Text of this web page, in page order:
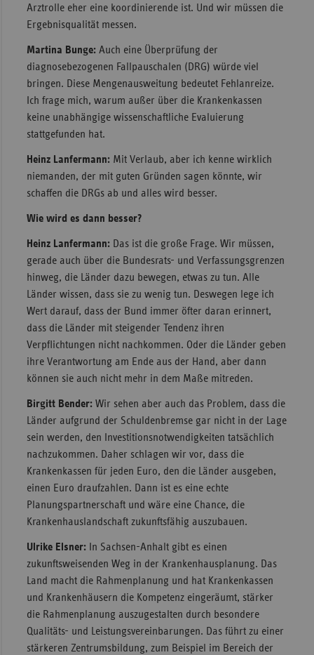
Arztrolle eher eine koordinierende ist. Und wir müssen die
Ergebnisqualität messen.
Martina Bunge: Auch eine Überprüfung der
diagnosebezogenen Fallpauschalen (DRG) würde viel
bringen. Diese Mengenausweitung bedeutet Fehlanreize.
Ich frage mich, warum außer über die Krankenkassen
keine unabhängige wissenschaftliche Evaluierung
stattgefunden hat.
Heinz Lanfermann:Mit Verlaub, aber ich kenne wirklich
niemanden, der mit guten Gründen sagen könnte, wir
schaffen die DRGs ab und alles wird besser.
Wie wird es dann besser?
Heinz Lanfermann:Das ist die große Frage. Wir müssen,
gerade auch über die Bundesrats- und Verfassungsgrenzen
hinweg, die Länder dazu bewegen, etwas zu tun. Alle
Länder wissen, dass sie zu wenig tun. Deswegen lege ich
Wert darauf, dass der Bund immer öfter daran erinnert,
dass die Länder mit steigender Tendenz ihren
Verpflichtungen nicht nachkommen. Oder die Länder geben
ihre Verantwortung am Ende aus der Hand, aber dann
können sie auch nicht mehr in dem Maße mitreden.
Birgitt Bender:Wir sehen aber auch das Problem, dass die
Länder aufgrund der Schuldenbremse gar nicht in der Lage
sein werden, den Investitionsnotwendigkeiten tatsächlich
nachzukommen. Daher schlagen wir vor, dass die
Krankenkassen für jeden Euro, den die Länder ausgeben,
einen Euro draufzahlen. Dann ist es eine echte
Planungspartnerschaft und wäre eine Chance, die
Krankenhauslandschaft zukunftsfähig auszubauen.
Ulrike Elsner:In Sachsen-Anhalt gibt es einen
zukunftsweisenden Weg in der Krankenhausplanung. Das
Land macht die Rahmenplanung und hat Krankenkassen
und Krankenhäusern die Kompetenz eingeräumt, stärker
die Rahmenplanung auszugestalten durch besondere
Qualitäts- und Leistungsvereinbarungen. Das führt zu einer
stärkeren Zentrumsbildung, zum Beispiel im Bereich der